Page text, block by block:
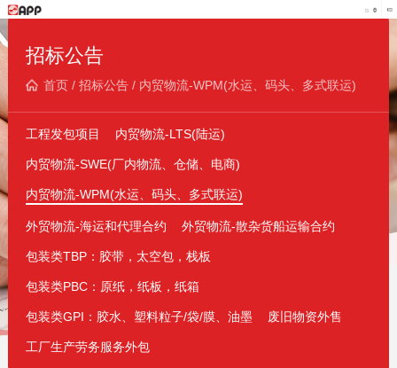
招标公告
首页/ 招标公告/ 内贸物流-WPM(水运、码头、多式联运)
工程发包项目 内贸物流-LTS(陆运)
内贸物流-SWE(厂内物流、仓储、电商)
内贸物流-WPM(水运、码头、多式联运)
外贸物流-海运和代理合约 外贸物流-散杂货船运输合约
包装类TBP：胶带，太空包，栈板
包装类PBC：原纸，纸板，纸箱
包装类GPI：胶水、塑料粒子/袋/膜、油墨 废旧物资外售
工厂生产劳务服务外包